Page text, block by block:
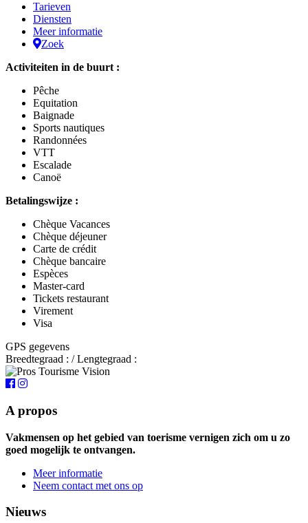
Tarieven
Diensten
Meer informatie
Zoek
Activiteiten in de buurt :
Pêche
Equitation
Baignade
Sports nautiques
Randonnées
VTT
Escalade
Canoë
Betalingswijze :
Chèque Vacances
Chèque déjeuner
Carte de crédit
Chèque bancaire
Espèces
Master-card
Tickets restaurant
Virement
Visa
GPS gegevens
Breedtegraad : / Lengtegraad :
A propos
Vakmensen op het gebied van toerisme vernigen zich om u zo
goed mogelijk te ontvangen.
Meer informatie
Neem contact met ons op
Nieuws